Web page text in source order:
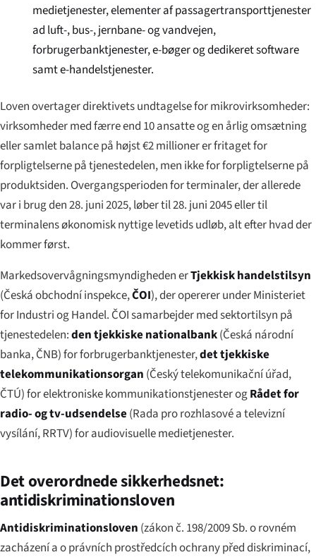
medietjenester, elementer af passagertransporttjenester
ad luft-, bus-, jernbane- og vandvejen,
forbrugerbanktjenester, e-bøger og dedikeret software
samt e-handelstjenester.
Loven overtager direktivets undtagelse for mikrovirksomheder:
virksomheder med færre end 10 ansatte og en årlig omsætning
eller samlet balance på højst €2 millioner er fritaget for
forpligtelserne på tjenestedelen, men ikke for forpligtelserne på
produktsiden. Overgangsperioden for terminaler, der allerede
var i brug den 28. juni 2025, løber til 28. juni 2045 eller til
terminalens økonomisk nyttige levetids udløb, alt efter hvad der
kommer først.
Markedsovervågningsmyndigheden erTjekkisk handelstilsyn
(Česká obchodní inspekce,ČOI), der opererer under Ministeriet
for Industri og Handel. ČOI samarbejder med sektortilsyn på
tjenestedelen:den tjekkiske nationalbank(Česká národní
banka, ČNB) for forbrugerbanktjenester,det tjekkiske
telekommunikationsorgan (Český telekomunikační úřad,
ČTÚ) for elektroniske kommunikationstjenester ogRådet for
radio- og tv-udsendelse(Rada pro rozhlasové a televizní
vysílání, RRTV) for audiovisuelle medietjenester.
Det overordnede sikkerhedsnet:
antidiskriminationsloven
Antidiskriminationsloven (zákon č. 198/2009 Sb. o rovném
zacházení a o právních prostředcích ochrany před diskriminací,